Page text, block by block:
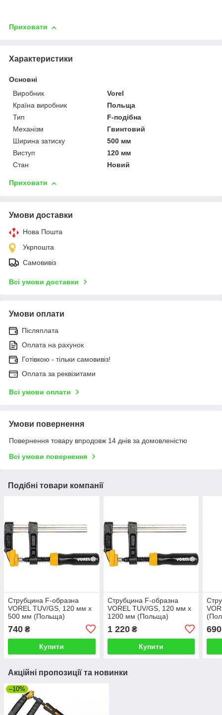
Приховати
Характеристики
Основні
Виробник
Vorel
Країна виробник
Польща
Тип
F-подібна
Механізм
Гвинтовий
Ширина затиску
500 мм
Виступ
120 мм
Стан
Новий
Приховати
Умови доставки
Нова Пошта
Укрпошта
Самовивіз
Всі умови доставки
Умови оплати
Післяплата
Оплата на рахунок
Готівкою - тільки самовивіз!
Оплата за реквізитами
Всі умови оплати
Умови повернення
Повернення товару впродовж 14 днів за домовленістю
Всі умови повернення
Подібні товари компанії
Струбцина F-образна
VOREL TUV/GS, 120 мм x
500 мм (Польща)
740 ₴
Купити
Струбцина F-образна
VOREL TUV/GS, 120 мм x
1200 мм (Польща)
1 220₴
Купити
690
Акційні пропозиції та новинки
–10%